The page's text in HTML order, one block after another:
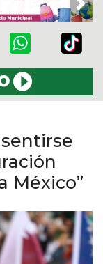
México”